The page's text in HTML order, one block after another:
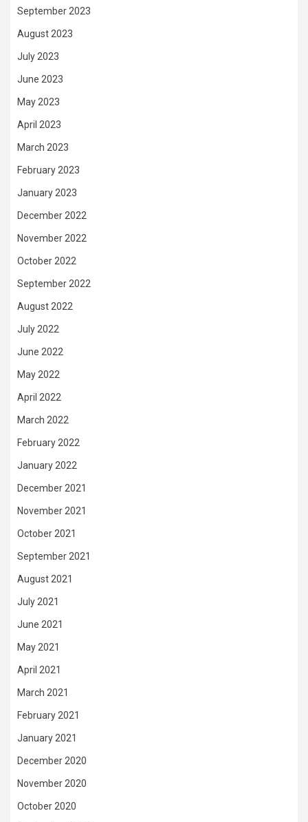
September 2023
August 2023
July 2023
June 2023
May 2023
April 2023
March 2023
February 2023
January 2023
December 2022
November 2022
October 2022
September 2022
August 2022
July 2022
June 2022
May 2022
April 2022
March 2022
February 2022
January 2022
December 2021
November 2021
October 2021
September 2021
August 2021
July 2021
June 2021
May 2021
April 2021
March 2021
February 2021
January 2021
December 2020
November 2020
October 2020